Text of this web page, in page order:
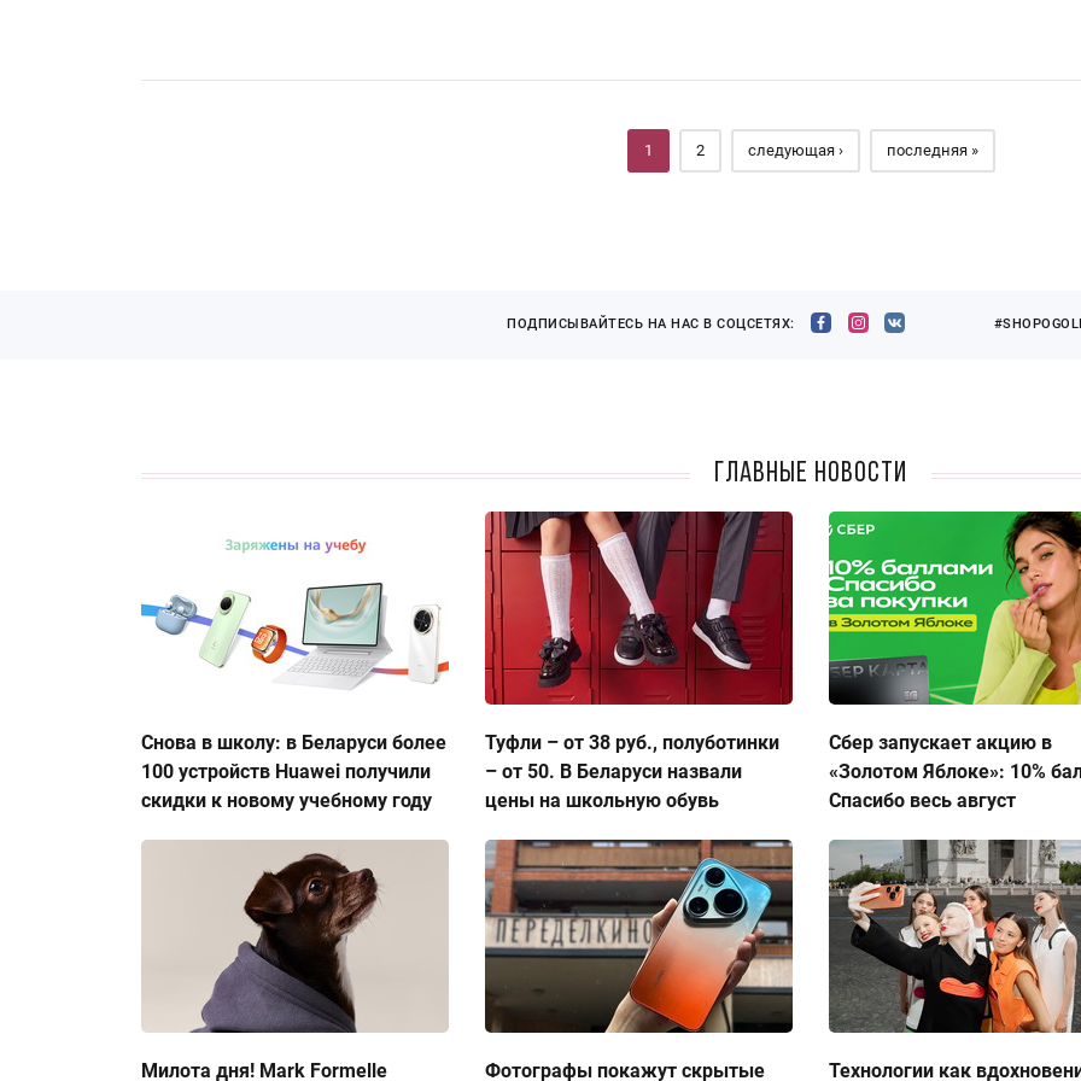
1 2 следующая › последняя »
ПОДПИСЫВАЙТЕСЬ НА НАС В СОЦСЕТЯХ:
Главные новости
Снова в школу: в Беларуси более
100 устройств Huawei получили
скидки к новому учебному году
Туфли – от 38 руб., полуботинки
– от 50. В Беларуси назвали
цены на школьную обувь
Сбер запускает акцию в
«Золотом Яблоке»: 10%
Спасибо весь август
Милота дня! Mark Formelle Фотографы покажут скрытые Технологии как